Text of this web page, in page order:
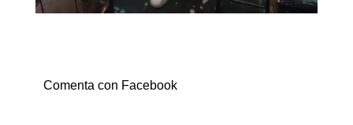
Comenta con Facebook